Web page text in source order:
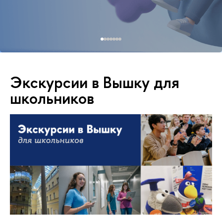
Экскурсии в Вышку для
школьников